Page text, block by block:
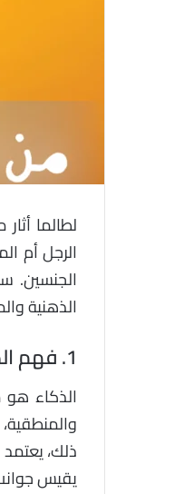
لطالما
الرجل أم
الجنسين.
الذهنية
1. فهم
الذكاء
يقيس